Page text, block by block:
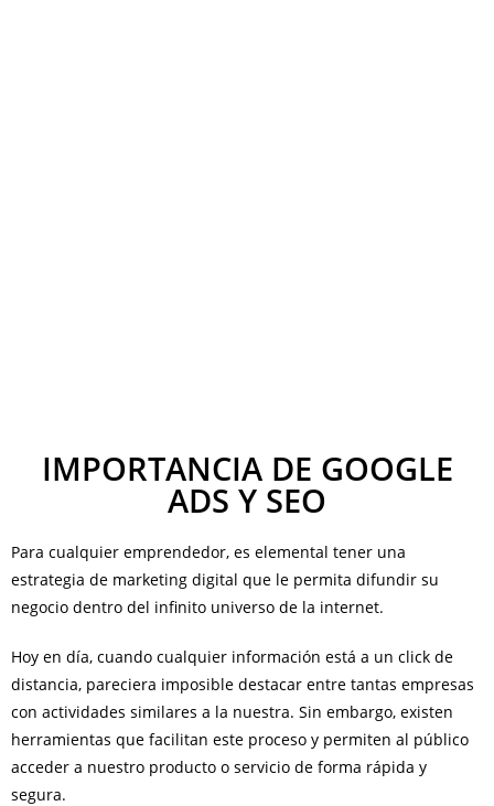
IMPORTANCIA DE GOOGLE
ADS Y SEO
Para cualquier emprendedor, es elemental tener una
estrategia de marketing digital que le permita difundir su
negocio dentro del infinito universo de la internet.
Hoy en día, cuando cualquier información está a un click de
distancia, pareciera imposible destacar entre tantas empresas
con actividades similares a la nuestra. Sin embargo, existen
herramientas que facilitan este proceso y permiten al público
acceder a nuestro producto o servicio de forma rápida y
segura.